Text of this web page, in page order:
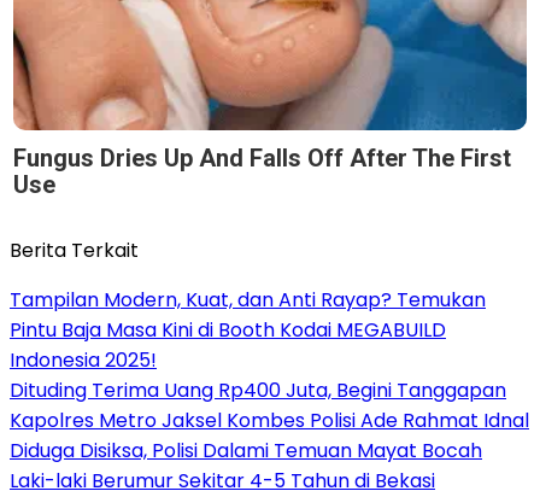
Fungus Dries Up And Falls Off After The First
Use
Berita Terkait
Tampilan Modern, Kuat, dan Anti Rayap? Temukan
Pintu Baja Masa Kini di Booth Kodai MEGABUILD
Indonesia 2025!
Dituding Terima Uang Rp400 Juta, Begini Tanggapan
Kapolres Metro Jaksel Kombes Polisi Ade Rahmat Idnal
Diduga Disiksa, Polisi Dalami Temuan Mayat Bocah
Laki-laki Berumur Sekitar 4-5 Tahun di Bekasi